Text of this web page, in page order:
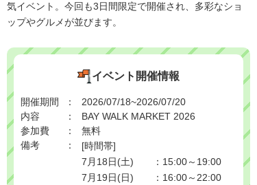
気イベント。今回も3日間限定で開催され、多彩なショ
ップやグルメが並びます。
イベント開催情報
開催期間
2026/07/18~2026/07/20
内容
BAY WALK MARKET 2026
参加費
無料
備考
[時間帯]
7月18日(土)　　：15:00～19:00
7月19日(日)　　：16:00～22:00